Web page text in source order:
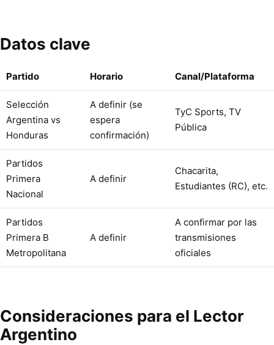
Datos clave
Partido Horario Canal/Plataforma
Selección
Argentina vs
Honduras
A definir (se
espera
confirmación)
TyC Sports, TV
Pública
Partidos
Primera
Nacional
A definir
Chacarita,
Estudiantes (RC), etc.
Partidos
Primera B
Metropolitana
A definir
A confirmar por las
transmisiones
oficiales
Consideraciones para el Lector
Argentino